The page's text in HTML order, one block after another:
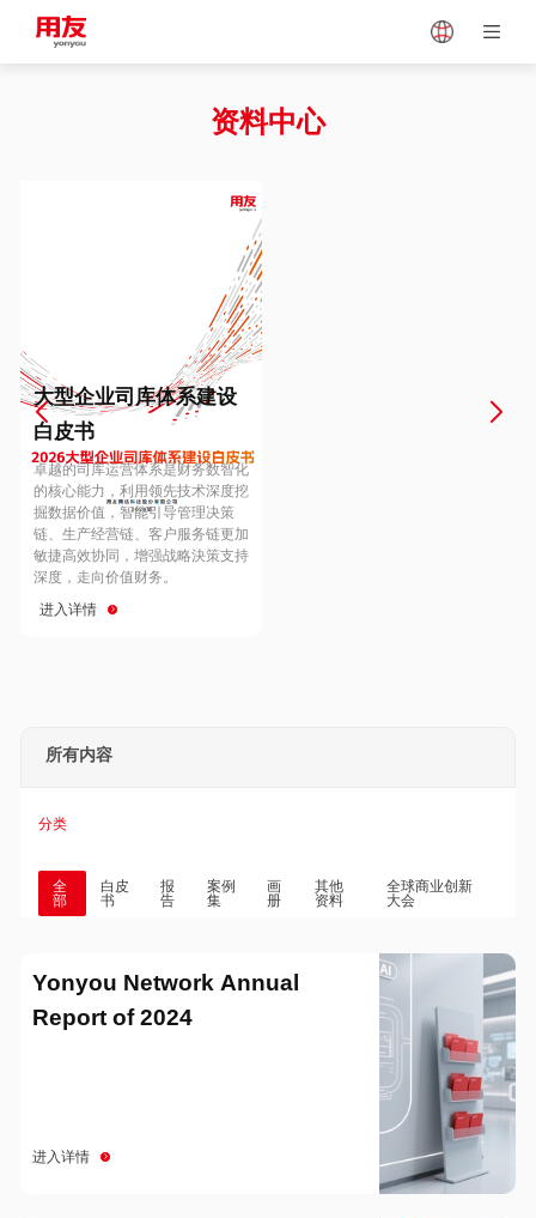
Vietnam
Europe
Hungary
Hong Kong
资料中心
大型企业司库体系建设
白皮书
卓越的司库运营体系是财务数智化
的核心能力，利用领先技术深度挖
掘数据价值，智能引导管理决策
链、生产经营链、客户服务链更加
敏捷高效协同，增强战略決策支持
深度，走向价值财务。
进入详情
所有内容
分类
全
部
白皮
书
报
告
案例
集
画
册
其他
资料
全球商业创新
大会
Yonyou Network Annual
Report of 2024
进入详情